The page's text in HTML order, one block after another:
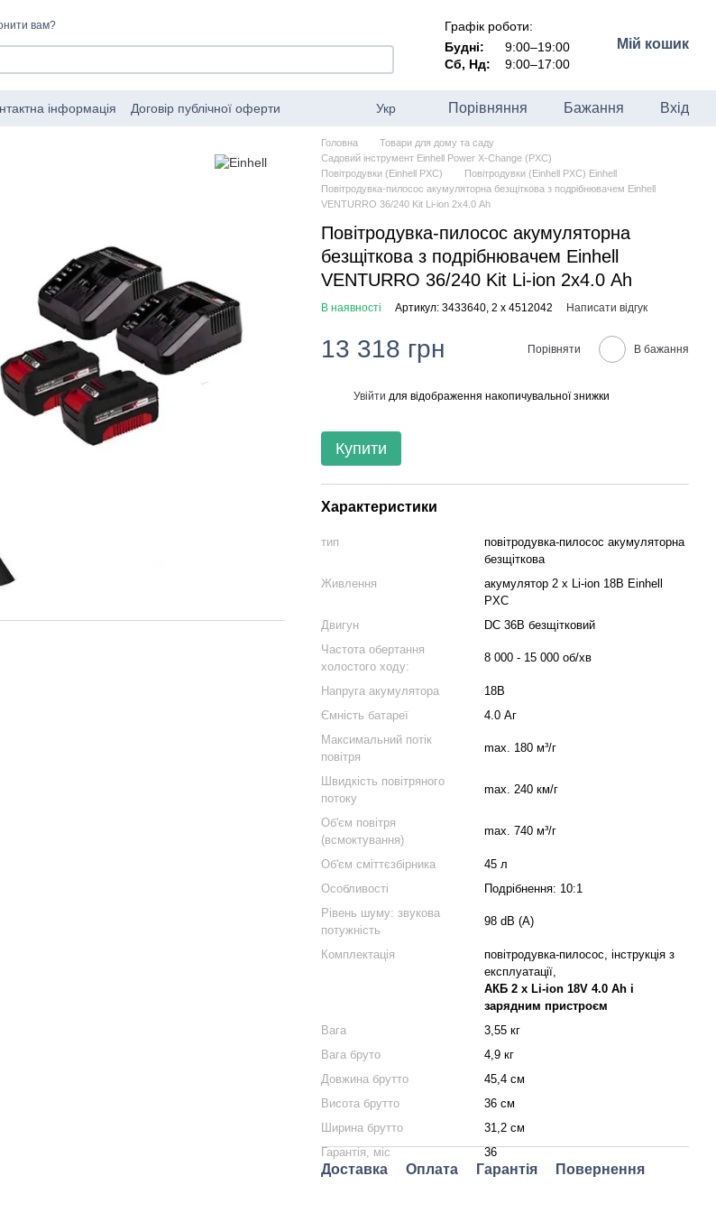
вам?
Графік роботи:
Будні:
9:00–19:00
Сб, Нд:
9:00–17:00
Мій кошик
інформація Договір публічної оферти Укр Порівняння Бажання Вхід
Головна
Товари для дому та саду
Садовий інструмент Einhell Power X-Change (PXC)
Повітродувки (Einhell PXC)
Повітродувки (Einhell PXC) Einhell
Повітродувка-пилосос акумуляторна безщіткова з подрібнювачем Einhell
VENTURRO 36/240 Kit Li-ion 2х4.0 Ah
Повітродувка-пилосос акумуляторна
безщіткова з подрібнювачем Einhell
VENTURRO 36/240 Kit Li-ion 2х4.0 Ah
В наявності Артикул: 3433640, 2 х 4512042 Написати відгук
13 318 грн Порівняти В бажання
Увійти для відображення накопичувальної знижки
Купити
Характеристики
тип
повітродувка-пилосос акумуляторна
безщіткова
Живлення
акумулятор 2 х Li-ion 18В Einhell
PXC
Двигун
DC 36В безщітковий
Частота обертання
холостого ходу:
8 000 - 15 000 об/хв
Напруга акумулятора
18В
Ємність батареї
4.0 Аг
Максимальний потік
повітря
max. 180 м³/г
Швидкість повітряного
потоку
max. 240 км/г
Об'єм повітря
(всмоктування)
max. 740 м³/г
Об'єм сміттєзбірника
45 л
Особливості
Подрібнення: 10:1
Рівень шуму: звукова
потужність
98 dB (A)
Комплектація
повітродувка-пилосос, інструкція з
експлуатації,
АКБ 2 х Li-ion 18V 4.0 Ah і
зарядним пристроєм
Вага
3,55 кг
Вага бруто
4,9 кг
Довжина брутто
45,4 см
Висота брутто
36 см
Ширина брутто
31,2 см
Гарантія, міс
36
Доставка Оплата Гарантія Повернення